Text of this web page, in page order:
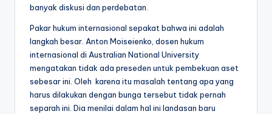
banyak diskusi dan perdebatan.
Pakar hukum internasional sepakat bahwa ini adalah
langkah besar. Anton Moiseienko, dosen hukum
internasional di Australian National University
mengatakan tidak ada preseden untuk pembekuan aset
sebesar ini. Oleh karena itu masalah tentang apa yang
harus dilakukan dengan bunga tersebut tidak pernah
separah ini. Dia menilai dalam hal ini landasan baru